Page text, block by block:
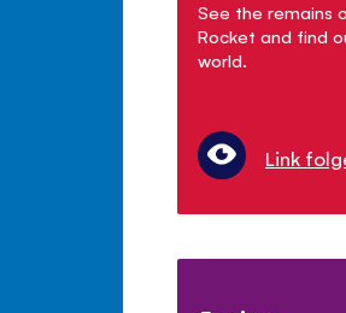
See the remains
Rocket and find
world.
Link